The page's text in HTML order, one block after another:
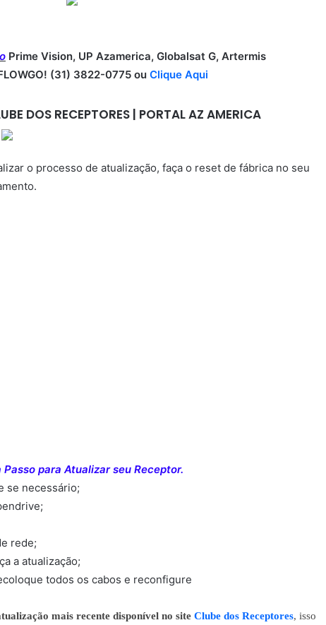
Prime Vision, UP Azamerica, Globalsat G, Artermis
(31) 3822-0775 ou Clique Aqui
DOS RECEPTORES | PORTAL AZ AMERICA
o processo de atualização, faça o reset de fábrica no seu
Passo para Atualizar seu Receptor.
se necessário;
rede;
a atualização;
todos os cabos e reconfigure
mais recente disponível no site Clube dos Receptores, isso